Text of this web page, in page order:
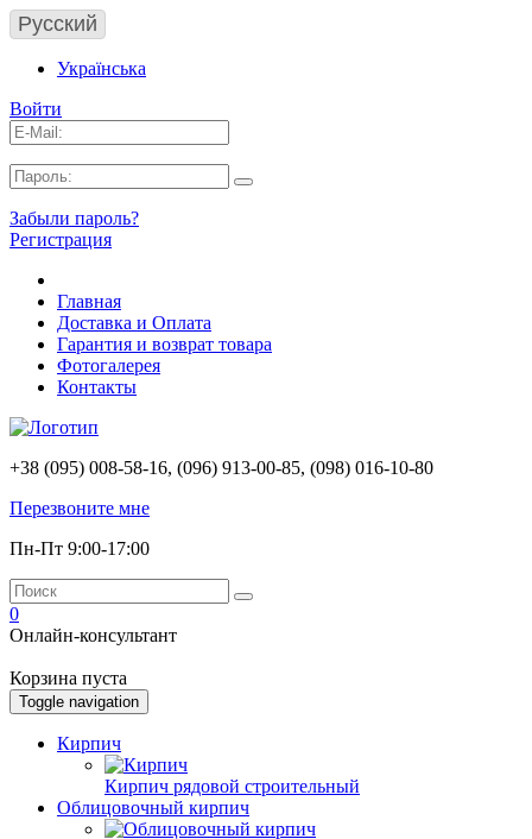
Русский
Українська
Войти
Забыли пароль?
Регистрация
Главная
Доставка и Оплата
Гарантия и возврат товара
Фотогалерея
Контакты
+38 (095) 008-58-16, (096) 913-00-85, (098) 016-10-80
Перезвоните мне
Пн-Пт 9:00-17:00
0
Онлайн-консультант
Корзина пуста
Toggle navigation
Кирпич
Кирпич рядовой строительный
Облицовочный кирпич